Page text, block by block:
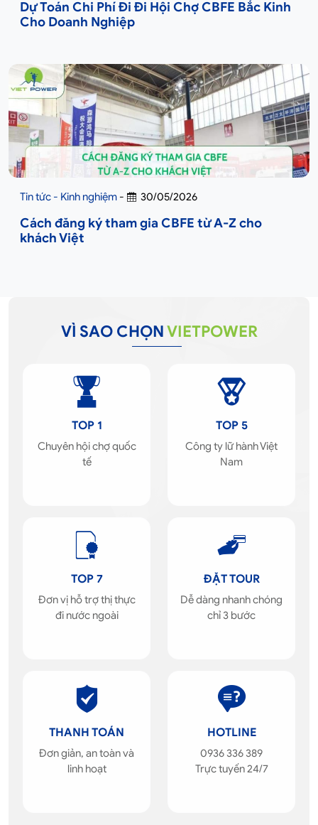
Dự Toán Chi Phí Đi Đi Hội Chợ CBFE Bắc Kinh
Cho Doanh Nghiệp
Tin tức - Kinh nghiệm - 30/05/2026
Cách đăng ký tham gia CBFE từ A-Z cho
khách Việt
VÌ SAO CHỌNVIETPOWER
TOP 1
Chuyên hội chợ quốc
tế
TOP 5
Công ty lữ hành Việt
Nam
TOP 7
Đơn vị hỗ trợ thị thực
đi nước ngoài
ĐẶT TOUR
Dễ dàng nhanh chóng
chỉ 3 bước
THANH TOÁN
Đơn giản, an toàn và
linh hoạt
HOTLINE
0936 336 389
Trực tuyến 24/7